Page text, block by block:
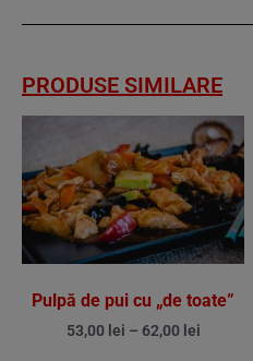
PRODUSE SIMILARE
Pulpă de pui cu „de toate”
53,00 lei – 62,00 lei